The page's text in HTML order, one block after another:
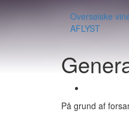
Oversøiske
AFLYST
På grund af